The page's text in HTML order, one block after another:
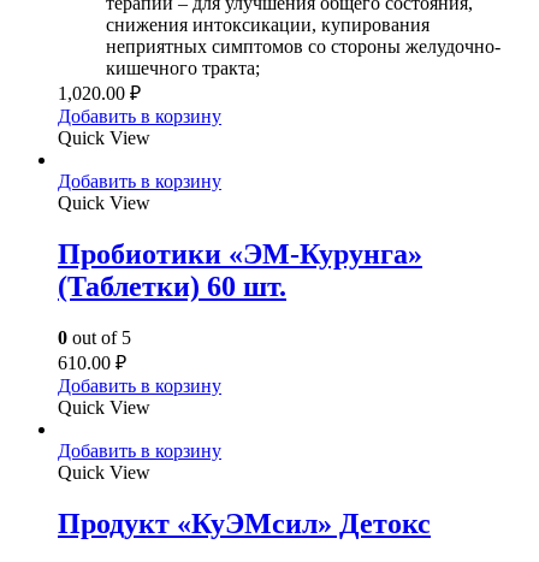
снижения интоксикации, купирования
неприятных симптомов со стороны желудочно-
кишечного тракта;
1,020.00 ₽
Добавить в корзину
Quick View
Добавить в корзину
Quick View
Пробиотики «ЭМ-Курунга»
(Таблетки) 60 шт.
0 out of 5
610.00 ₽
Добавить в корзину
Quick View
Добавить в корзину
Quick View
Продукт «КуЭМсил» Детокс